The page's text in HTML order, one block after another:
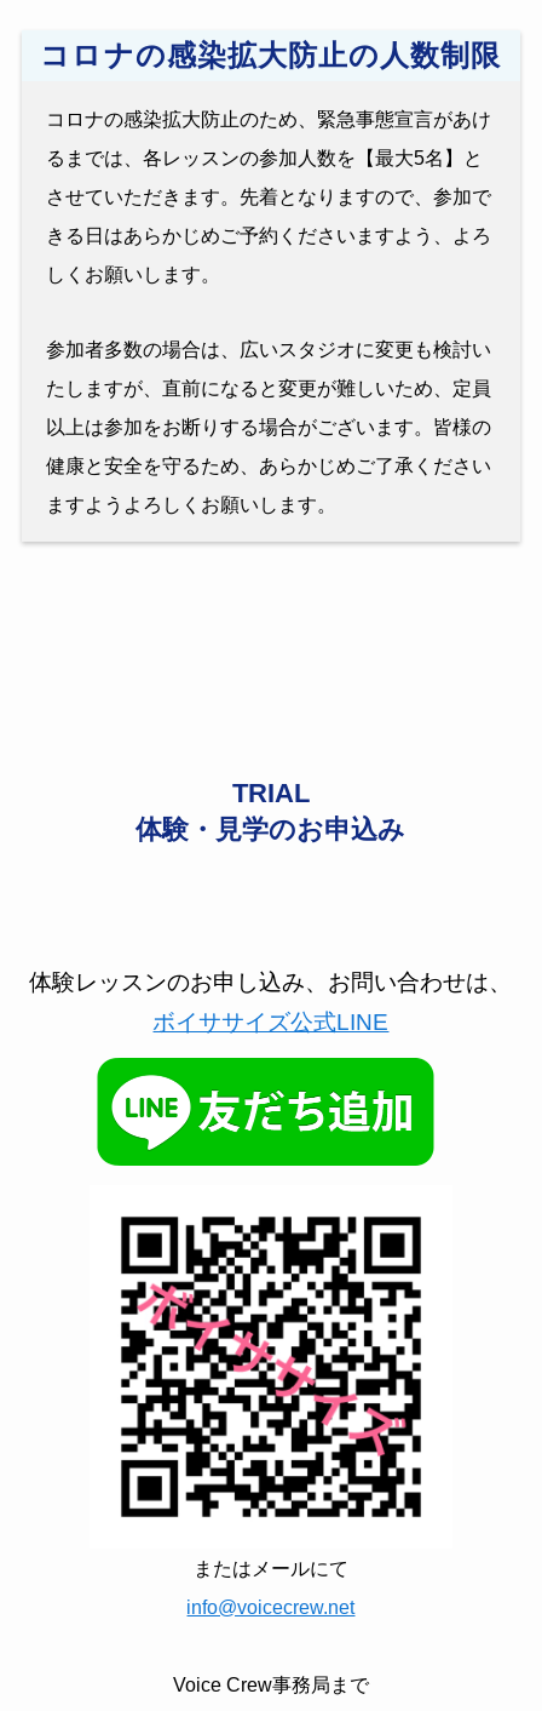
コロナの感染拡大防止の人数制限
コロナの感染拡大防止のため、緊急事態宣言があけ
るまでは、各レッスンの参加人数を【最大5名】と
させていただきます。先着となりますので、参加で
きる日はあらかじめご予約くださいますよう、よろ
しくお願いします。
参加者多数の場合は、広いスタジオに変更も検討い
たしますが、直前になると変更が難しいため、定員
以上は参加をお断りする場合がございます。皆様の
健康と安全を守るため、あらかじめご了承ください
ますようよろしくお願いします。
TRIAL
体験・見学のお申込み
体験レッスンのお申し込み、お問い合わせは、
ボイササイズ公式LINE
またはメールにて
info@voicecrew.net
Voice Crew事務局まで